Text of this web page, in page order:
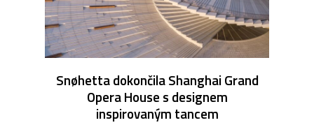
Snøhetta dokončila Shanghai Grand
Opera House s designem
inspirovaným tancem